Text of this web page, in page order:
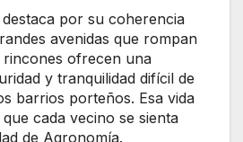
por su coherencia
avenidas que rompan
ofrecen una
y tranquilidad difícil de
barrios porteños. Esa vida
cada vecino se sienta
de Agronomía.